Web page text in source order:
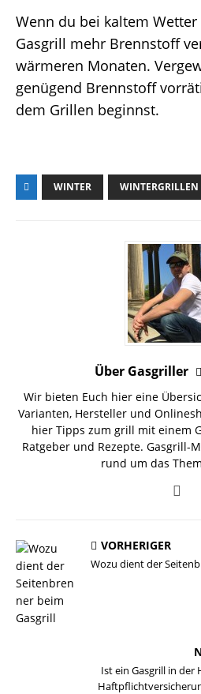
Wenn du bei kaltem
Gasgrill mehr Brennstoff
wärmeren Monaten.
genügend Brennstoff
dem Grillen beginnst.
WINTER WINTERGRILLEN
Über Gasgriller
Wir bieten Euch hier eine
Varianten, Herstellerund
hier Tipps zum grill mit einem
Ratgeberund Rezepte. Gasgrill-
rund um das
VORHERIGER
Wozu dient der
Ist ein Gasgrill in der